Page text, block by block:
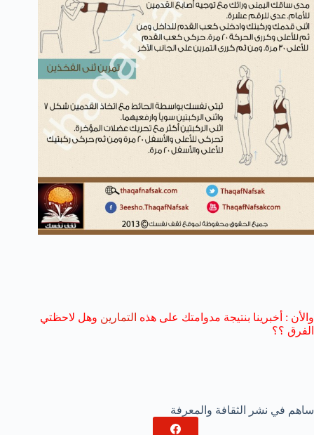
والأن : أخبرينا بنتيجة مدوامتك على هذه التمارين وهل لاحظتي
الفرق ؟؟
ساهم في نشر الثقافة والمعرفة